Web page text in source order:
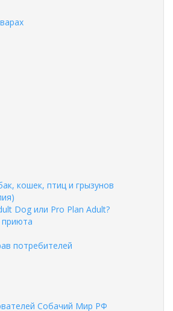
кошек, птиц и грызунов
Dog или Pro Plan Adult?
приюта
потребителей
Собачий Мир РФ